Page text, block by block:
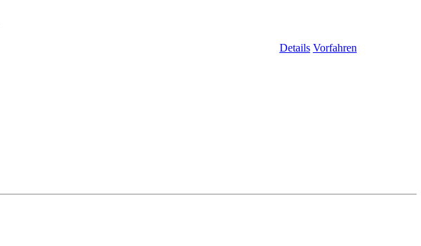
Details Vorfahren